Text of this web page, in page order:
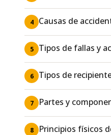
4 Causas de
5 Tipos de fallas y
6 Tipos de
7 Partes y
8 Principios físicos